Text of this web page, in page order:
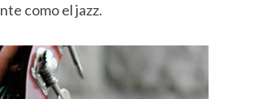
como el jazz.